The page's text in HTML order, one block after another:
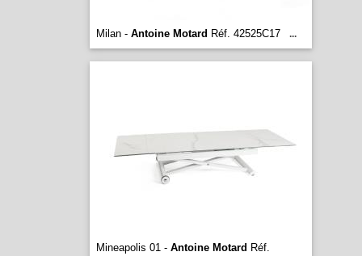
Milan - Antoine Motard Réf. 42525C17 ...
Mineapolis 01 - Antoine Motard Réf.